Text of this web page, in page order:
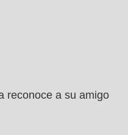
reconoce a su amigo